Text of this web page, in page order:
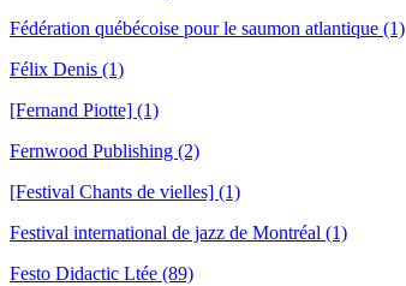
Fédération québécoise pour le saumon atlantique (1)
Félix Denis (1)
[Fernand Piotte] (1)
Fernwood Publishing (2)
[Festival Chants de vielles] (1)
Festival international de jazz de Montréal (1)
Festo Didactic Ltée (89)